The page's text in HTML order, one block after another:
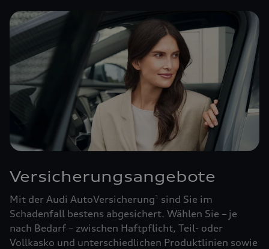
Versicherungsangebote
Mit der Audi AutoVersicherung1
sind Sie im
Schadenfall bestens abgesichert. Wählen Sie – je
nach Bedarf – zwischen Haftpflicht, Teil- oder
Vollkasko und unterschiedlichen Produktlinien sowie